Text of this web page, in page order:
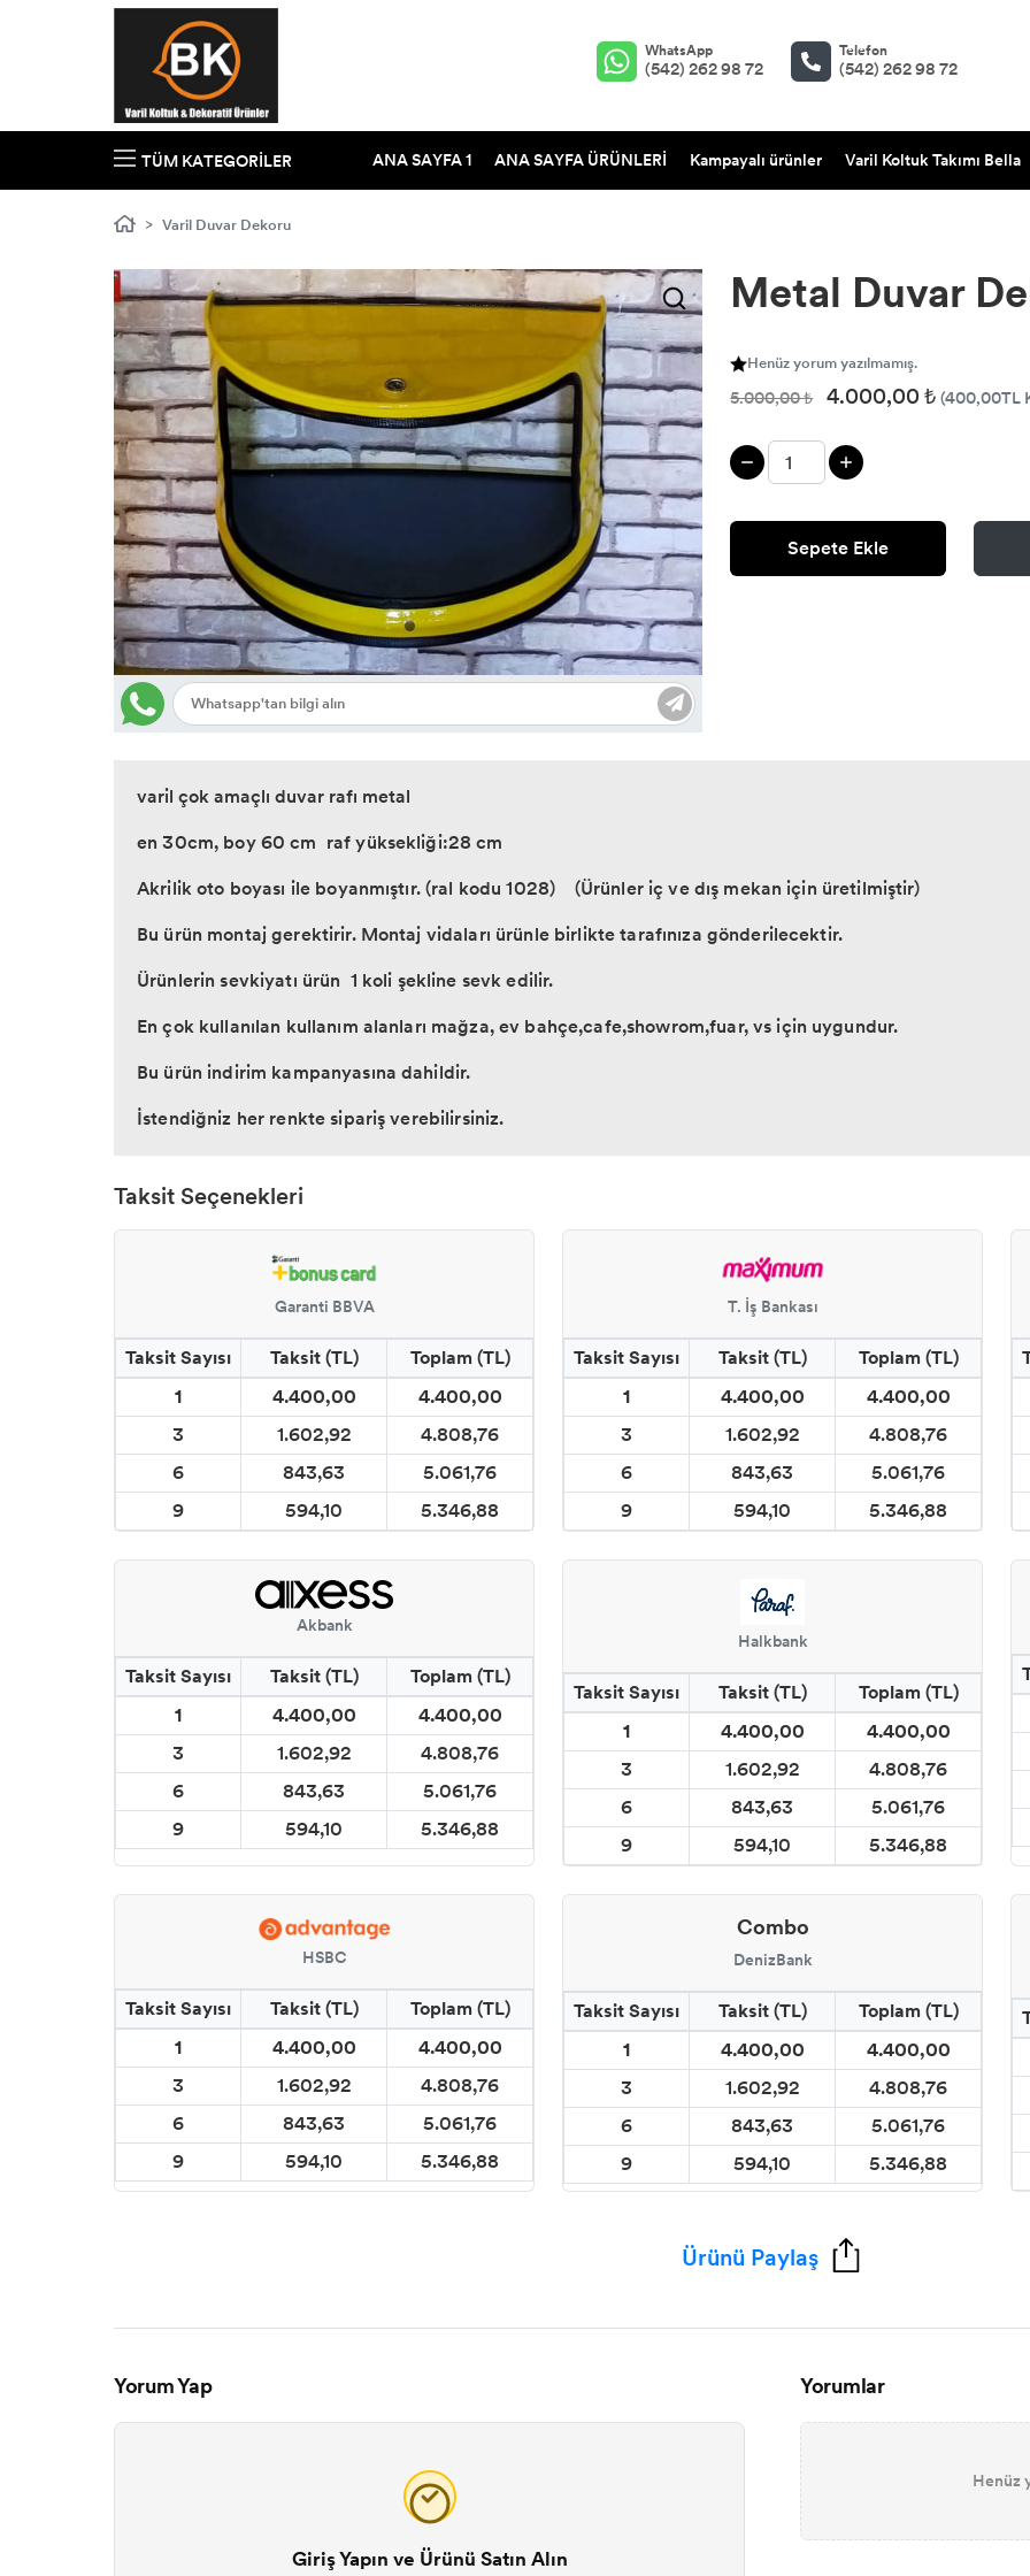
WhatsApp
(542) 262 98 72
Telefon
(542) 262 98 72
TÜM KATEGORILER ANA SAYFA 1 ANA SAYFA ÜRÜNLERİ Kampayalı ürünler Varil Koltuk Takımı Bella
Varil Duvar Dekoru
Metal Duvar
Henüz yorum yazılmamış.
5.000,00 ₺ 4.000,00 ₺ (400,00TL
Sepete Ekle
varil çok amaçlı duvar rafı metal
en 30cm, boy 60 cm raf yüksekliği:28 cm
Akrilik oto boyası ile boyanmıştır. (ral kodu 1028) (Ürünler iç ve dış mekan için üretilmiştir)
Bu ürün montaj gerektirir. Montaj vidaları ürünle birlikte tarafınıza gönderilecektir.
Ürünlerin sevkiyatı ürün 1 koli şekline sevk edilir.
En çok kullanılan kullanım alanları mağza, ev bahçe,cafe,showrom,fuar, vs için uygundur.
Bu ürün indirim kampanyasına dahildir.
İstendiğniz her renkte sipariş verebilirsiniz.
Taksit Seçenekleri
Garanti BBVA
Taksit Sayısı Taksit (TL)
Toplam (TL)
1
4.400,00
4.400,00
3
1.602,92
4.808,76
6
843,63
5.061,76
9
594,10 5.346,88
T. İş Bankası
Taksit Sayısı Taksit (TL)
Toplam (TL)
1
4.400,00
4.400,00
3
1.602,92
4.808,76
6
843,63
5.061,76
9
594,10 5.346,88
Akbank
Taksit Sayısı Taksit (TL)
Toplam (TL)
1
4.400,00
4.400,00
3
1.602,92
4.808,76
6
843,63
5.061,76
9
594,10 5.346,88
Halkbank
Taksit Sayısı Taksit (TL)
Toplam (TL)
1
4.400,00
4.400,00
3
1.602,92
4.808,76
6
843,63
5.061,76
9
594,10 5.346,88
HSBC
Taksit Sayısı Taksit (TL)
Toplam (TL)
1
4.400,00
4.400,00
3
1.602,92
4.808,76
6
843,63
5.061,76
9
594,10 5.346,88
Combo
DenizBank
Taksit Sayısı Taksit (TL)
Toplam (TL)
1
4.400,00
4.400,00
3
1.602,92
4.808,76
6
843,63
5.061,76
9
594,10 5.346,88
Ürünü Paylaş
Yorum Yap
Giriş Yapın ve Ürünü Satın Alın
Yorumlar
Henüz